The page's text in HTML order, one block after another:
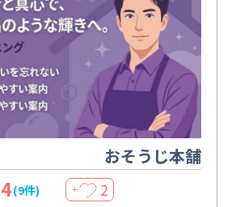
おそうじ本舗
(9件) ＋ 2